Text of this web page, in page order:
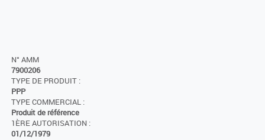
N° AMM
7900206
TYPE DE PRODUIT :
PPP
TYPE COMMERCIAL :
Produit de référence
1ÈRE AUTORISATION :
01/12/1979